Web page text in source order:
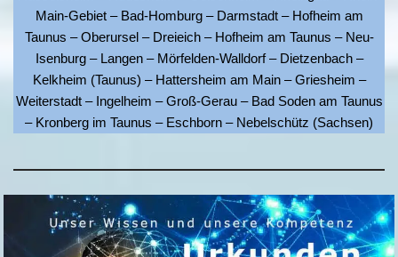
Main-Gebiet – Bad-Homburg – Darmstadt – Hofheim am
Taunus – Oberursel – Dreieich – Hofheim am Taunus – Neu-
Isenburg – Langen – Mörfelden-Walldorf – Dietzenbach –
Kelkheim (Taunus) – Hattersheim am Main – Griesheim –
Weiterstadt – Ingelheim – Groß-Gerau – Bad Soden am Taunus
– Kronberg im Taunus – Eschborn – Nebelschütz (Sachsen)